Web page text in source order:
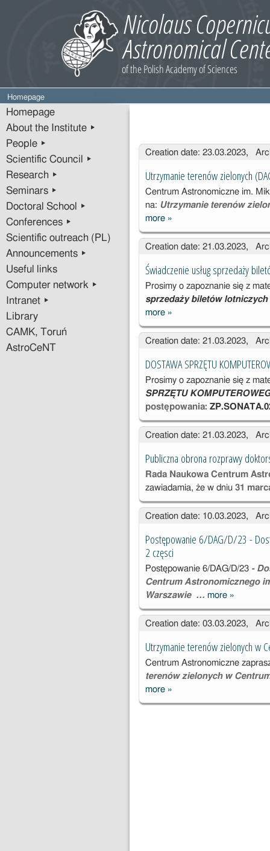
Homepage
Homepage
About the Institute ▸
People ▸
Scientific Council ▸
Research ▸
Seminars ▸
Doctoral School ▸
Conferences ▸
Scientific outreach (PL)
Announcements ▸
Useful links
Computer network ▸
Intranet ▸
Library
CAMK, Toruń
AstroCeNT
Entries
Creation date: 23.03.2023,
Utrzymanie terenów zielonych
Centrum Astronomiczne im.
na: Utrzymanie terenów
more Utrzymanie
terenów
zielonych
30/2023)
»
Creation date: 21.03.2023,
Świadczenie usług sprzedaży
Prosimy o zapoznanie się z
sprzedaży biletów
more Świadczenie
usług
sprzedaży
lotniczych dla
Centrum
Astronomiczne
go
»
Creation date: 21.03.2023,
DOSTAWA SPRZĘTU
Prosimy o zapoznanie się z
SPRZĘTU
postępowania:
Creation date: 21.03.2023,
Publiczna obrona rozprawy
Rada Naukowa Centrum
zawiadamia, że w dniu31
Creation date: 10.03.2023,
Postępowanie 6/DAG/D/23 -
2 częsci
Postępowanie 6/DAG/D/23 -
Centrum Astronomicznego
Warszawie … more
6/DAG/D/
Dostawa
o z
na 2
»
Creation date: 03.03.2023,
Utrzymanie terenów zielonych w
Centrum Astronomiczne
terenów zielonych w
more Utrzymanie
terenów
»